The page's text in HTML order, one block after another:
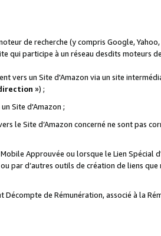
de recherche (y compris Google,
qui participe à un réseau desdits moteurs
vers un Site d'Amazon via un site
») ;
Site d'Amazon ;
le Site d’Amazon concerné ne sont pas
Approuvée ou lorsque le Lien Spécial
par d’autres outils de création de liens
de Rémunération, associé à la